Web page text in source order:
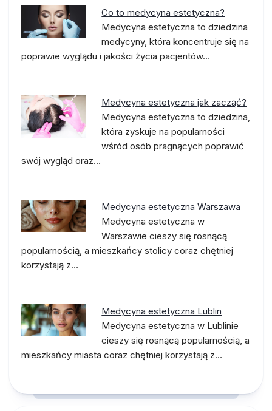
Co to medycyna estetyczna?
Medycyna estetyczna to dziedzina
medycyny, która koncentruje się na
poprawie wyglądu i jakości życia pacjentów…
Medycyna estetyczna jak zacząć?
Medycyna estetyczna to dziedzina,
która zyskuje na popularności
wśród osób pragnących poprawić
swój wygląd oraz…
Medycyna estetyczna Warszawa
Medycyna estetyczna w
Warszawie cieszy się rosnącą
popularnością, a mieszkańcy stolicy coraz chętniej
korzystają z…
Medycyna estetyczna Lublin
Medycyna estetyczna w Lublinie
cieszy się rosnącą popularnością, a
mieszkańcy miasta coraz chętniej korzystają z…